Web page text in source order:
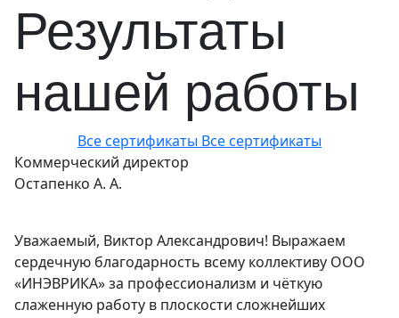
Результаты
нашей работы
Все сертификаты Все сертификаты
Коммерческий директор
Остапенко А. А.
Уважаемый, Виктор Александрович! Выражаем
сердечную благодарность всему коллективу ООО
«ИНЭВРИКА» за профессионализм и чёткую
слаженную работу в плоскости сложнейших